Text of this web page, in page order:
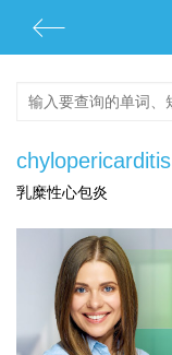
chylopericarditis
乳糜性心包炎